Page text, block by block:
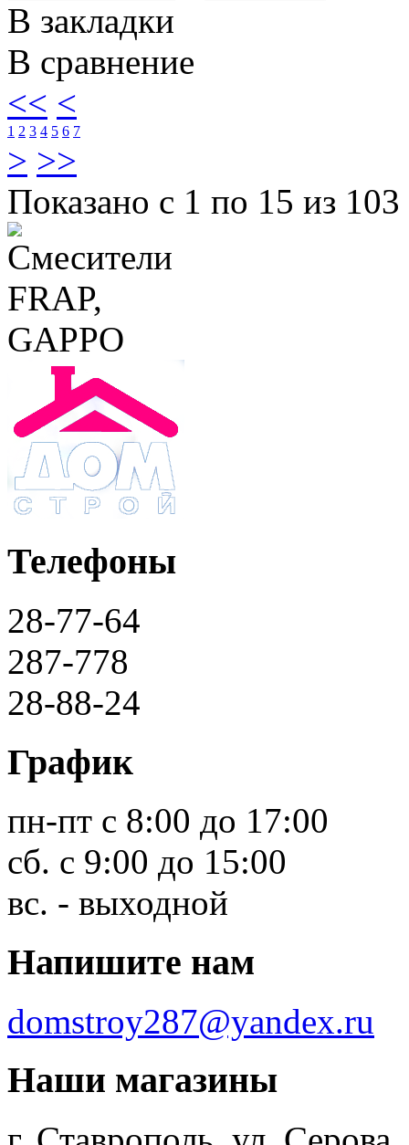
В закладки
В сравнение
<< <
1 2 3 4 5 6 7
> >>
Показано с 1 по 15 из 103
Телефоны
28-77-64
287-778
28-88-24
График
пн-пт с 8:00 до 17:00
сб. с 9:00 до 15:00
вс. - выходной
Напишите нам
domstroy287@yandex.ru
Наши магазины